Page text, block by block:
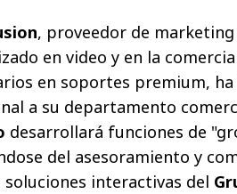
, proveedor de
en video y en la
en soportes premium,
a su departamento
desarrollará funciones de "g
del asesoramiento y
soluciones interactivas del